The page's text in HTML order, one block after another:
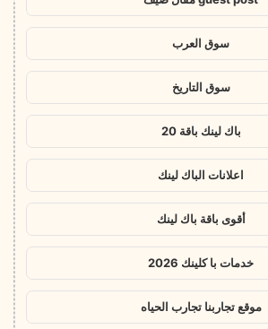
سوق العرب
سوق التاريخ
باك لينك باقة 20
اعلانات الباك لينك
أقوى باقة باك لينك
خدمات با كلينك 2026
موقع تجاربنا تجارب الحياه